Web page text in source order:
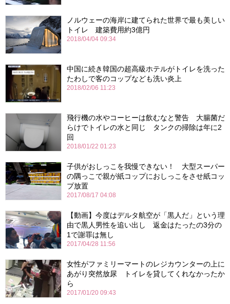
ノルウェーの海岸に建てられた世界で最も美しい
トイレ 建築費用約3億円
2018/04/04 09:34
中国に続き韓国の超高級ホテルがトイレを洗った
たわしで客のコップなども洗い炎上
2018/02/06 11:23
飛行機の水やコーヒーは飲むなと警告 大腸菌だ
らけでトイレの水と同じ タンクの掃除は年に2
回
2018/01/22 01:23
子供がおしっこを我慢できない！ 大型スーパー
の隅っこで親が紙コップにおしっこをさせ紙コッ
プ放置
2017/08/17 04:08
【動画】今度はデルタ航空が「黒人だ」という理
由で黒人男性を追い出し 返金はたったの3分の
1で謝罪は無し
2017/04/28 11:56
女性がファミリーマートのレジカウンターの上に
あがり突然放尿 トイレを貸してくれなかったか
ら
2017/01/20 09:43